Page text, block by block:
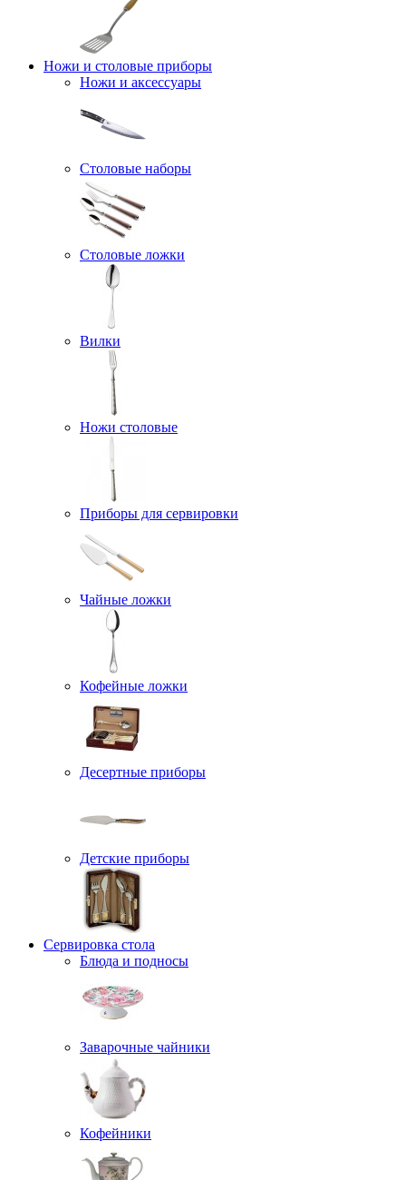
Ножи и столовые приборы
Ножи и аксессуары
Столовые наборы
Столовые ложки
Вилки
Ножи столовые
Приборы для сервировки
Чайные ложки
Кофейные ложки
Десертные приборы
Детские приборы
Сервировка стола
Блюда и подносы
Заварочные чайники
Кофейники